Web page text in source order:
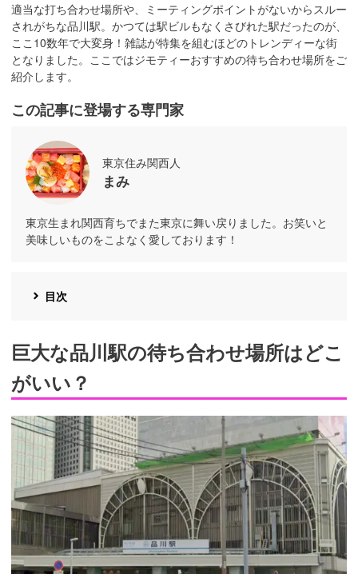
適当な打ち合わせ場所や、ミーティングポイントがないからスルー
されがちな品川駅。かつては駅ビルもなくさびれた駅だったのが、
ここ10数年で大変身！雑誌が特集を組むほどのトレンディーな街
となりました。ここではジモティーおすすめの待ち合わせ場所をご
紹介します。
この記事に登場する専門家
東京住み関西人
まみ
東京生まれ関西育ちでまた東京に舞い戻りました。お笑いと
美味しいものをこよなく愛しております！
目次
巨大な品川駅の待ち合わせ場所はどこ
がいい？